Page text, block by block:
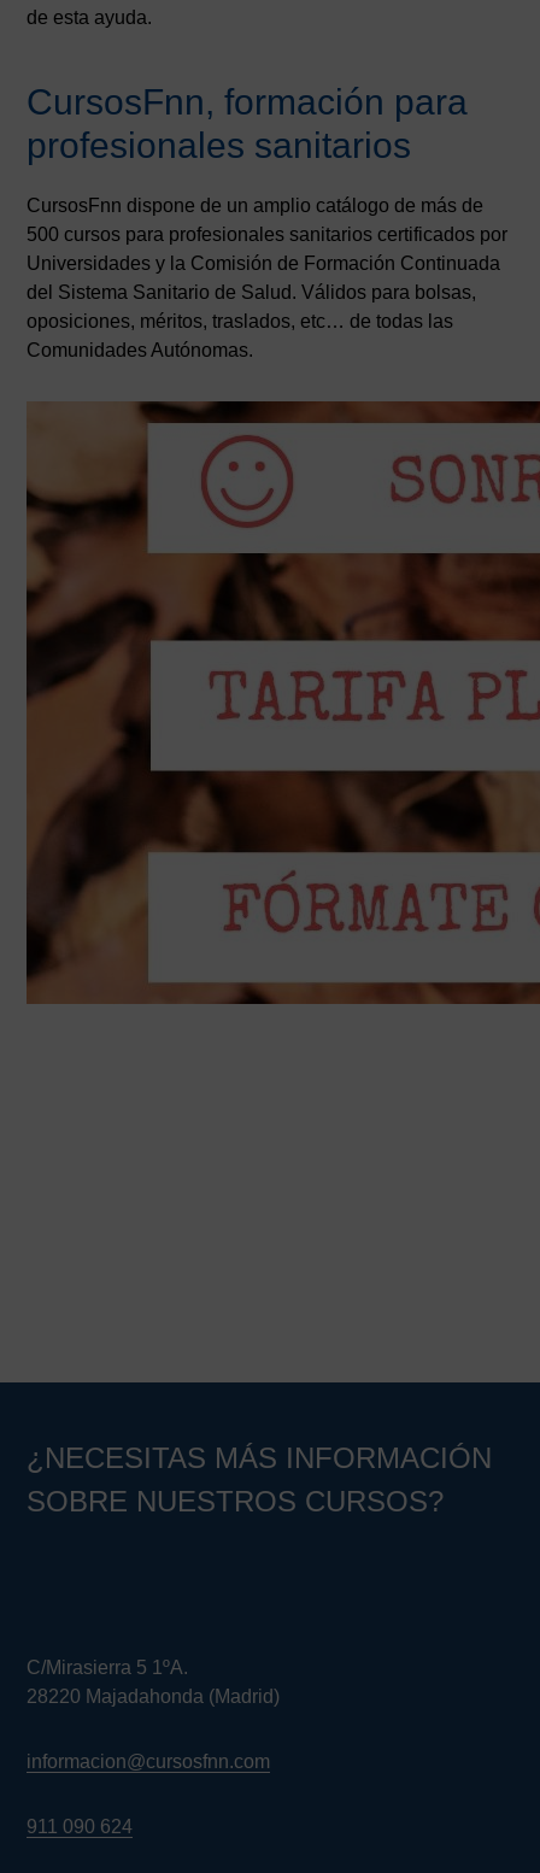
de esta ayuda.
CursosFnn, formación para
profesionales sanitarios
CursosFnn dispone de un amplio catálogo de más de
500 cursos para profesionales sanitarios certificados por
Universidades y la Comisión de Formación Continuada
del Sistema Sanitario de Salud. Válidos para bolsas,
oposiciones, méritos, traslados, etc… de todas las
Comunidades Autónomas.
¿NECESITAS MÁS INFORMACIÓN
SOBRE NUESTROS CURSOS?
C/Mirasierra 5 1ºA.
28220 Majadahonda (Madrid)
informacion@cursosfnn.com
911 090 624